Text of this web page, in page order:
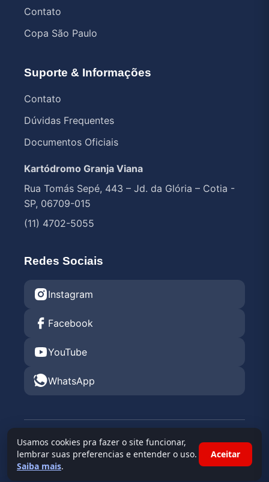
Contato
Copa São Paulo
Suporte & Informações
Contato
Dúvidas Frequentes
Documentos Oficiais
Kartódromo Granja Viana
Rua Tomás Sepé, 443 – Jd. da Glória – Cotia -
SP, 06709-015
(11) 4702-5055
Redes Sociais
Instagram
Facebook
YouTube
WhatsApp
© 2026 Endurance Rental KGV 2026 •
Granja Viana
Usamos cookies pra fazer o site funcionar,
lembrar suas preferencias e entender o uso.
Saiba mais.
Aceitar